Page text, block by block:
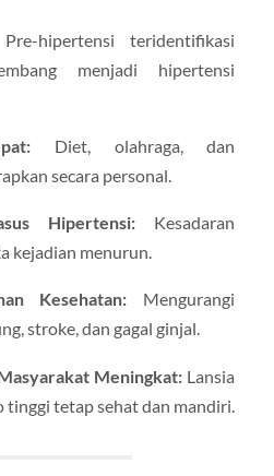
hipertensi teridentifikasi
menjadi hipertensi
Diet, olahraga, dan
secara personal.
Hipertensi: Kesadaran
kejadian menurun.
Kesehatan: Mengurangi
stroke, dan gagal ginjal.
Meningkat: Lansia
tinggi tetap sehat dan mandiri.